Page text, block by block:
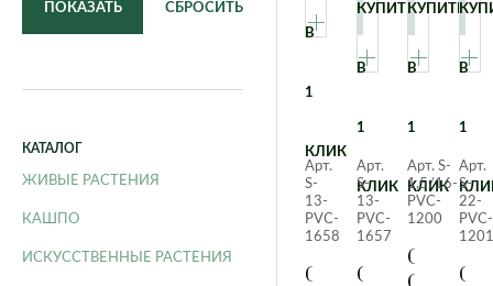
ПОКАЗАТЬ СБРОСИТЬ
КАТАЛОГ
ЖИВЫЕ РАСТЕНИЯ
КАШПО
ИСКУССТВЕННЫЕ РАСТЕНИЯ
В
1
КЛИК
КУПИТЬ
В
1
КЛИК
КУПИТЬ
В
1
КЛИК
В
1
Арт.
S-
13-
PVC-
1658
Суккулент
Арт.
S-
13-
PVC-
1657
Суккулент
Арт. S-
1,5/16-
PVC-
1200
Арт.
S-
22-
PVC-
1201